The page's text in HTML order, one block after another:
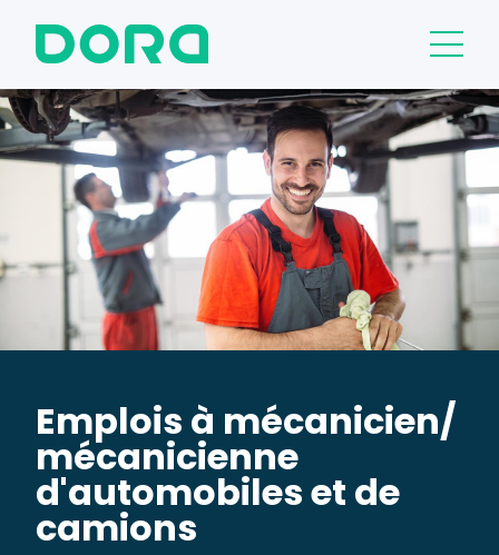
Emplois à mécanicien/
mécanicienne
d'automobiles et de
camions